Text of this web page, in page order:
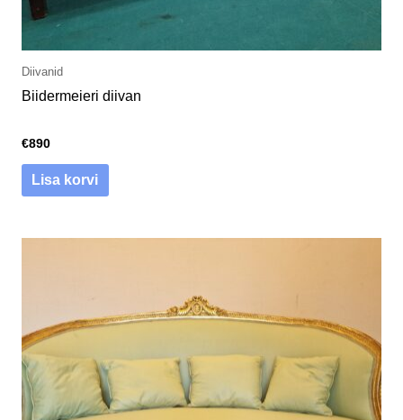
Diivanid
Biidermeieri diivan
€890
Lisa korvi